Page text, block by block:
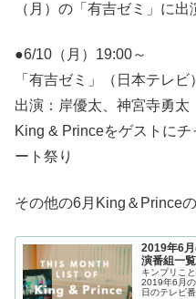
（月）の「有吉ゼミ」に出
●6/10（月）19:00～
「有吉ゼミ」（日本テレビ）
出演：岸優太、神宮寺勇太
King & Princeをゲストに
ート祭り
その他の6月King＆Prince
2019年6
演番組一
キンプリこ
2019年6月の
日のテレビ